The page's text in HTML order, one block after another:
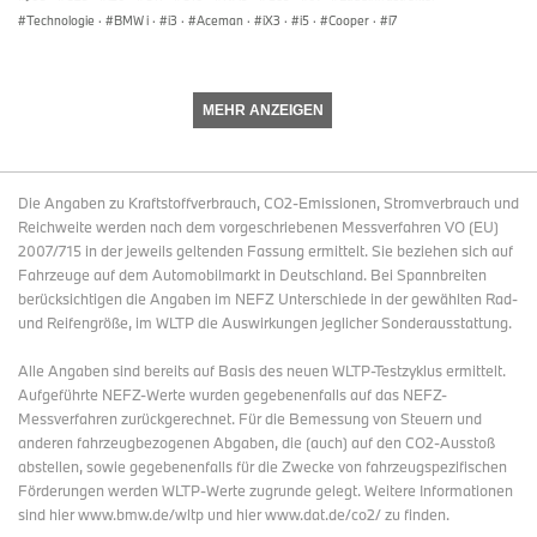
Komponenten, das zentral von SOLARWATT koordiniert wird.
Komponenten je nach Bedarf kombiniert werden können.
Zusätzlich wird das HEMS Angebot über die digitalen Kanäle von
Kooperation seit 2013 im Bereich Elektromobilität und
Heimspeicher.
Die Zusammenarbeit von BMW und SOLARWATT im Bereich
Elektromobilität besteht seit 2013. Mit der nun vorgestellten
Konkretisierung des Angebots erweitern beide Unternehmen
diese Kooperation um einen weiteren Baustein für ein vernetztes
SOLARWATT freuen sich auf Ihren Besuch auf der Messe in
Halle C5, Stand 640. Die gemeinsame Produktpräsentation bei
einem Pressegespräch am 23. Juni um 15.00 Uhr unterstreicht
diesen nächsten Entwicklungsschritt. Die Fachmesse findet vom
23. bis 25. Juni 2026 in der Messe München statt.
Technologie · BMW i · i3 · Aceman · iX3 · i5 · Cooper · i7
MEHR ANZEIGEN
Die Angaben zu Kraftstoffverbrauch, CO2-Emissionen, Stromverbrauch und
Reichweite werden nach dem vorgeschriebenen Messverfahren VO (EU)
2007/715 in der jeweils geltenden Fassung ermittelt. Sie beziehen sich auf
Fahrzeuge auf dem Automobilmarkt in Deutschland. Bei Spannbreiten
berücksichtigen die Angaben im NEFZ Unterschiede in der gewählten Rad-
und Reifengröße, im WLTP die Auswirkungen jeglicher Sonderausstattung.
Alle Angaben sind bereits auf Basis des neuen WLTP-Testzyklus ermittelt.
Aufgeführte NEFZ-Werte wurden gegebenenfalls auf das NEFZ-
Messverfahren zurückgerechnet. Für die Bemessung von Steuern und
anderen fahrzeugbezogenen Abgaben, die (auch) auf den CO2-Ausstoß
abstellen, sowie gegebenenfalls für die Zwecke von fahrzeugspezifischen
Förderungen werden WLTP-Werte zugrunde gelegt. Weitere Informationen
sind hier www.bmw.de/wltp und hier www.dat.de/co2/ zu finden.